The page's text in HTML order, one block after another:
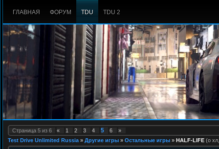
ГЛАВНАЯ ФОРУМ TDU TDU 2
Страница 5 из 6 « 1 2 3 4 5 6
»
Test Drive Unlimited Russia » Другие игры » Остальные игры » HALF-LIFE (о